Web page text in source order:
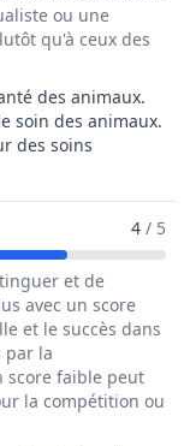
ou une
qu'à ceux des
des animaux.
soin des animaux.
des soins
/ Eleveuse
4 / 5
et de
avec un score
et le succès dans
par la
score faible peut
la compétition ou